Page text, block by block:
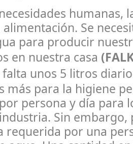
humanas,
alimentación. Se
para producir
en nuestra casa
falta unos 5 litros
más para la higiene
persona y día para
Sin
requerida por una